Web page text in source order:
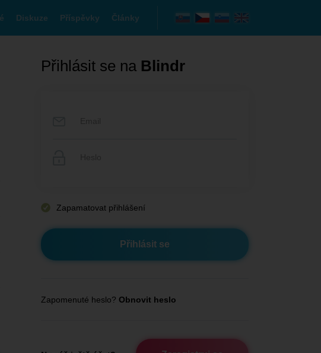
Diskuze Příspěvky Články
Přihlásit se na Blindr
Zapamatovat přihlášení
Zapomenuté heslo? Obnovit heslo